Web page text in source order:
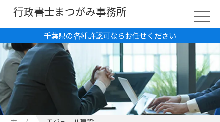
千葉県の各種許認可ならお任せください
行政書士まつがみ事務所